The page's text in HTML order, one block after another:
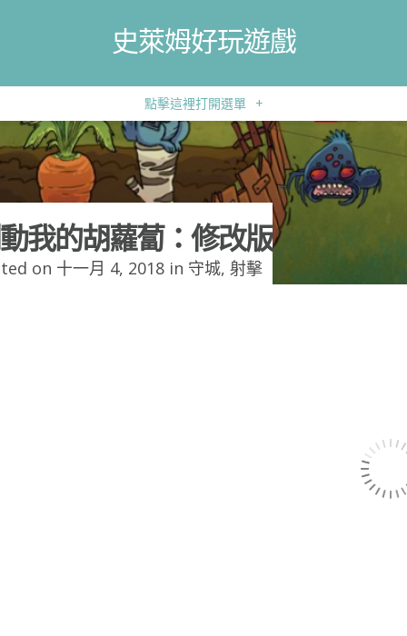
史萊姆好玩遊戲
點擊這裡打開選單 +
我的胡蘿蔔：修改版
on 十一月 4, 2018 in 守城, 射擊